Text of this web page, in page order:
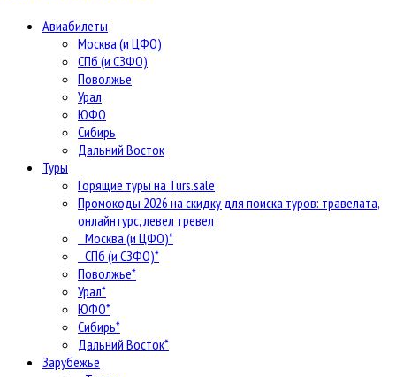
Авиабилеты
Москва (и ЦФО)
СПб (и СЗФО)
Поволжье
Урал
ЮФО
Сибирь
Дальний Восток
Туры
Горящие туры на Turs.sale
Промокоды 2026 на скидку для поиска туров: травелата,
онлайнтурс, левел тревел
Москва (и ЦФО)*
СПб (и СЗФО)*
Поволжье*
Урал*
ЮФО*
Сибирь*
Дальний Восток*
Зарубежье